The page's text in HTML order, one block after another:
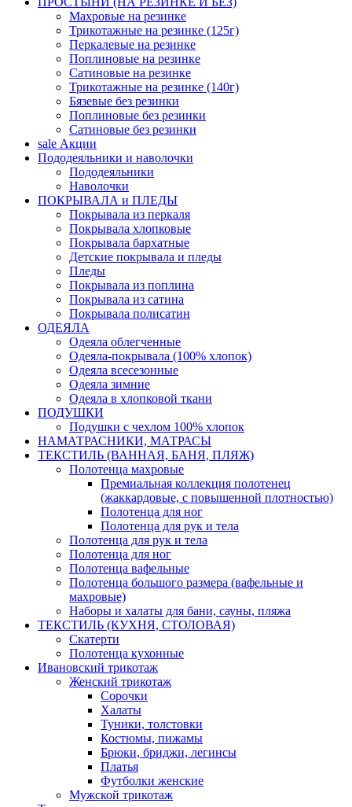
Махровые на резинке
Трикотажные на резинке (125г)
Перкалевые на резинке
Поплиновые на резинке
Сатиновые на резинке
Трикотажные на резинке (140г)
Бязевые без резинки
Поплиновые без резинки
Сатиновые без резинки
sale Акции
Пододеяльники и наволочки
Пододеяльники
Наволочки
ПОКРЫВАЛА и ПЛЕДЫ
Покрывала из перкаля
Покрывала хлопковые
Покрывала бархатные
Детские покрывала и пледы
Пледы
Покрывала из поплина
Покрывала из сатина
Покрывала полисатин
ОДЕЯЛА
Одеяла облегченные
Одеяла-покрывала (100% хлопок)
Одеяла всесезонные
Одеяла зимние
Одеяла в хлопковой ткани
ПОДУШКИ
Подушки с чехлом 100% хлопок
НАМАТРАСНИКИ, МАТРАСЫ
ТЕКСТИЛЬ (ВАННАЯ, БАНЯ, ПЛЯЖ)
Полотенца махровые
Премиальная коллекция полотенец
(жаккардовые, с повышенной плотностью)
Полотенца для ног
Полотенца для рук и тела
Полотенца для рук и тела
Полотенца для ног
Полотенца вафельные
Полотенца большого размера (вафельные и
махровые)
Наборы и халаты для бани, сауны, пляжа
ТЕКСТИЛЬ (КУХНЯ, СТОЛОВАЯ)
Скатерти
Полотенца кухонные
Ивановский трикотаж
Женский трикотаж
Сорочки
Халаты
Туники, толстовки
Костюмы, пижамы
Брюки, бриджи, легинсы
Платья
Футболки женские
Мужской трикотаж